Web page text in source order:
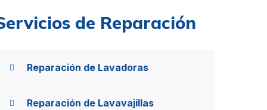
de Reparación
Reparación de Lavadoras
Reparación de Lavavajillas